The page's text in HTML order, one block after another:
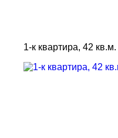
1-к квартира, 42 кв.м.